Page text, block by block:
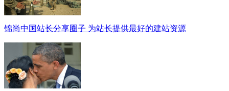
锦尚中国站长分享圈子 为站长提供最好的建站资源